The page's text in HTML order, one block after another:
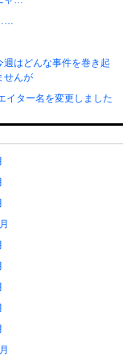
週はどんな事件を巻き起
んが
イター名を変更しました